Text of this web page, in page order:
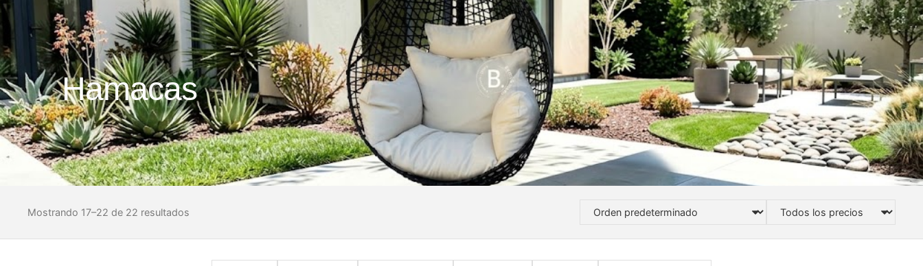
Hamacas
Mostrando 17–22 de 22 resultados